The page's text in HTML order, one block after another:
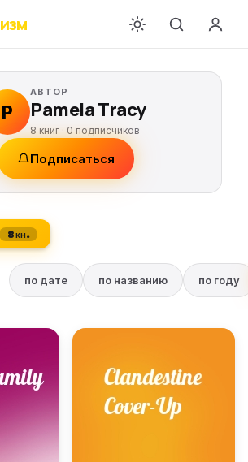
изм
P
АВТОР
Pamela Tracy
8 книг ·0 подписчиков
Подписаться
8 кн.
по дате по названию по году